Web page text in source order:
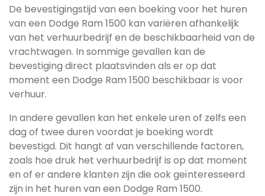
De bevestigingstijd van een boeking voor het huren
van een Dodge Ram 1500 kan variëren afhankelijk
van het verhuurbedrijf en de beschikbaarheid van de
vrachtwagen. In sommige gevallen kan de
bevestiging direct plaatsvinden als er op dat
moment een Dodge Ram 1500 beschikbaar is voor
verhuur.
In andere gevallen kan het enkele uren of zelfs een
dag of twee duren voordat je boeking wordt
bevestigd. Dit hangt af van verschillende factoren,
zoals hoe druk het verhuurbedrijf is op dat moment
en of er andere klanten zijn die ook geïnteresseerd
zijn in het huren van een Dodge Ram 1500.